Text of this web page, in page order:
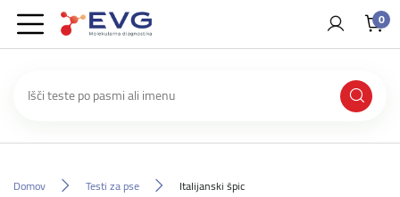
0
Domov Testi za pse Italijanski špic